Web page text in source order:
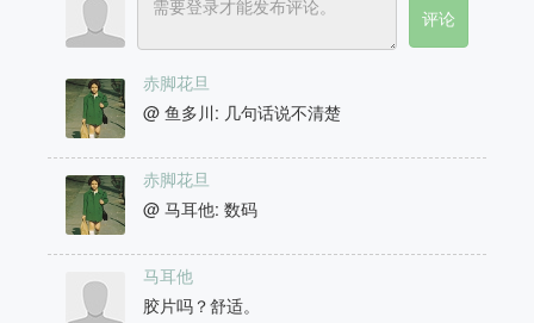
赤脚花旦
@ 鱼多川: 几句话说不清楚
赤脚花旦
@ 马耳他: 数码
马耳他
胶片吗？舒适。